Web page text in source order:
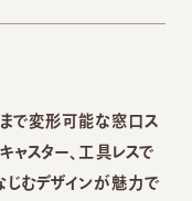
で変形可能な窓口ス
スター、工具レスで
むデザインが魅力で